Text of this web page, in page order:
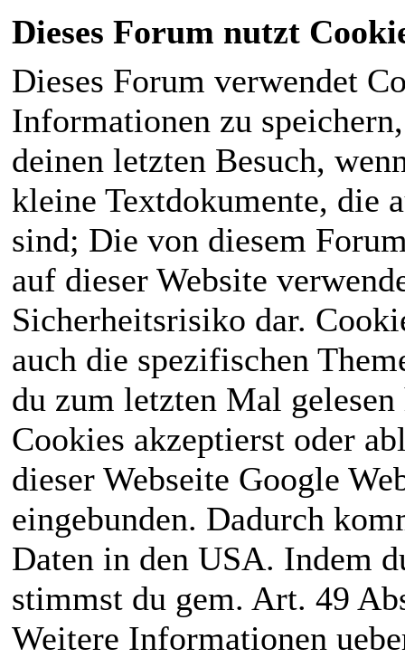
Dieses Forum nutzt
Dieses Forum verwendet
Informationen zu
deinen letzten Besuch,
kleine Textdokumente, die
sind; Die von diesem
auf dieser Website
Sicherheitsrisiko dar.
auch die spezifischen
du zum letzten Mal
Cookies akzeptierst oder
dieser Webseite Google
eingebunden. Dadurch
Daten in den USA. Indem
stimmst du gem. Art. 49
Weitere Informationen